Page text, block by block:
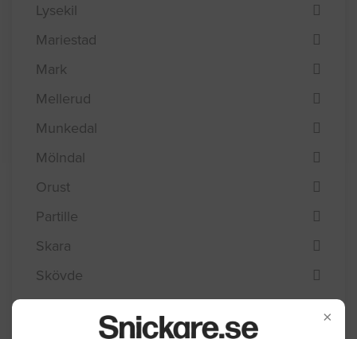
×
Lysekil
Mariestad
Mark
Mellerud
Munkedal
Mölndal
Orust
Partille
Skara
Skövde
Sotenäs
Stenungsund